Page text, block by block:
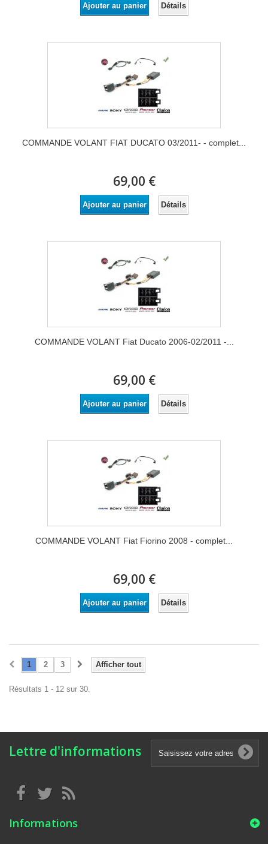
Ajouter au panier Détails
COMMANDE VOLANT FIAT DUCATO 03/2011- - complet...
69,00 €
Ajouter au panier Détails
COMMANDE VOLANT Fiat Ducato 2006-02/2011 -...
69,00 €
Ajouter au panier Détails
COMMANDE VOLANT Fiat Fiorino 2008 - complet...
69,00 €
Ajouter au panier Détails
Afficher tout
1 2 3
Résultats 1 - 12 sur 30.
Lettre d'informations
Informations